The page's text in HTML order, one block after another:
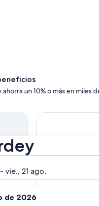
vie., 21 ago.
de 2026
ahorra un 10% o más en miles